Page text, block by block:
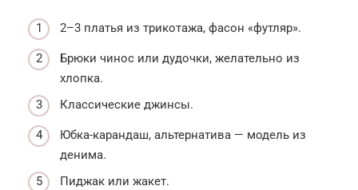
2–3 платья из трикотажа, фасон «футляр».
Брюки чинос или дудочки, желательно из
хлопка.
Классические джинсы.
Юбка-карандаш, альтернатива — модель из
денима.
Пиджак или жакет.